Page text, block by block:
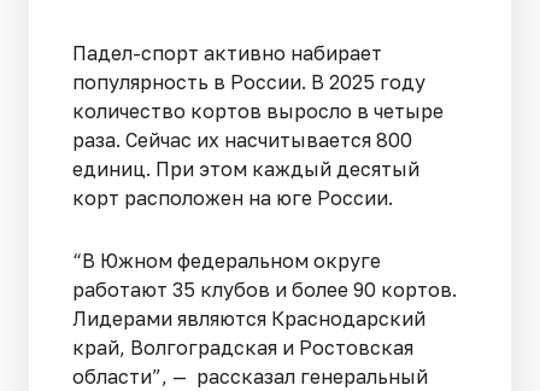
Падел-спорт активно набирает
популярность в России. В 2025 году
количество кортов выросло в четыре
раза. Сейчас их насчитывается 800
единиц. При этом каждый десятый
корт расположен на юге России.
“В Южном федеральном округе
работают 35 клубов и более 90 кортов.
Лидерами являются Краснодарский
край, Волгоградская и Ростовская
области”, — рассказал генеральный